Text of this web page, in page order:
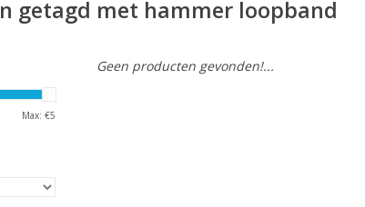
getagd met hammer loopband
Max: €5
Geen producten gevonden!...